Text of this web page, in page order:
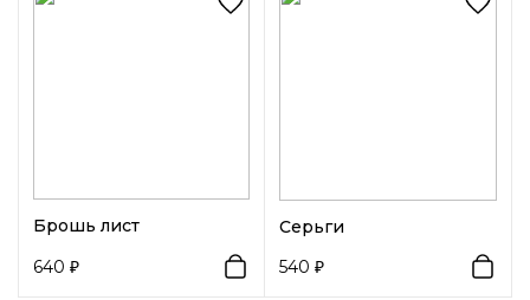
пастельно-желтое). За счет пастельной палитры цветные
Брошь лист
640
Серьги
540